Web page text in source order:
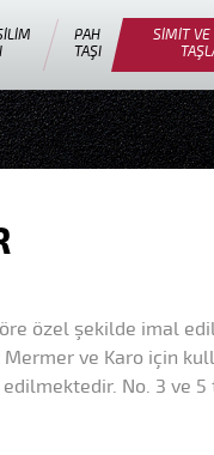
PAH
TAŞI
SIMIT VE
özel şekilde imal
ve Karo için
No. 3 ve